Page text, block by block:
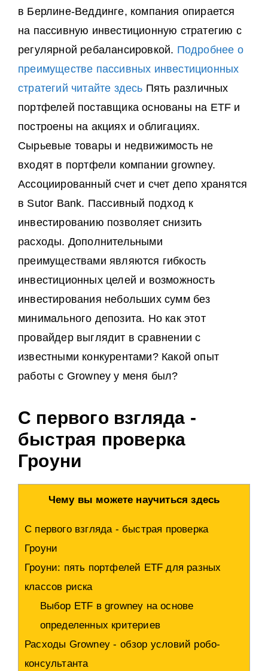
в Берлине-Веддинге, компания опирается
на пассивную инвестиционную стратегию с
регулярной ребалансировкой. Подробнее о
преимуществе пассивных инвестиционных
стратегий читайте здесь Пять различных
портфелей поставщика основаны на ETF и
построены на акциях и облигациях.
Сырьевые товары и недвижимость не
входят в портфели компании growney.
Ассоциированный счет и счет депо хранятся
в Sutor Bank. Пассивный подход к
инвестированию позволяет снизить
расходы. Дополнительными
преимуществами являются гибкость
инвестиционных целей и возможность
инвестирования небольших сумм без
минимального депозита. Но как этот
провайдер выглядит в сравнении с
известными конкурентами? Какой опыт
работы с Growney у меня был?
С первого взгляда -
быстрая проверка
Гроуни
Чему вы можете научиться здесь
С первого взгляда - быстрая проверка
Гроуни
Гроуни: пять портфелей ETF для разных
классов риска
Выбор ETF в growney на основе
определенных критериев
Расходы Growney - обзор условий робо-
консультанта